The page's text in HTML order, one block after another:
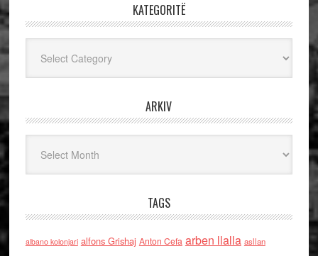
KATEGORITË
ARKIV
TAGS
albano kolonjari alfons Grishaj Anton Cefa arben llalla asllan